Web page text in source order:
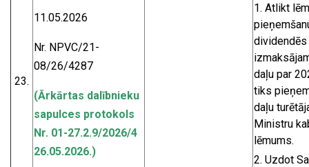
23.
11.05.2026
Nr. NPVC/21-
08/26/4287
(Ārkārtas dalībnieku
sapulces protokols
Nr. 01-27.2.9/2026/4
26.05.2026.)
Atlikt
dividendēs
daļu par
tiks
daļu
Ministru
lēmums.
Uzdot